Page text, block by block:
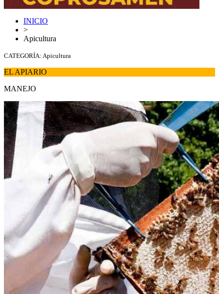
INICIO
>
Apicultura
CATEGORÍA: Apicultura
EL APIARIO
MANEJO